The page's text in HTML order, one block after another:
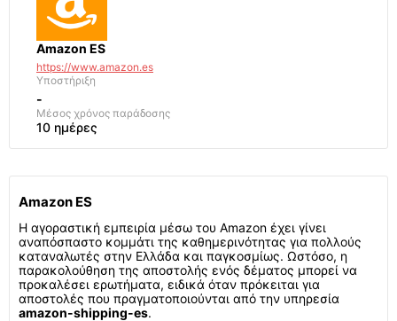
Amazon ES
https://www.amazon.es
Υποστήριξη
-
Μέσος χρόνος παράδοσης
10 ημέρες
Amazon ES
Η αγοραστική εμπειρία μέσω του Amazon έχει γίνει
αναπόσπαστο κομμάτι της καθημερινότητας για πολλούς
καταναλωτές στην Ελλάδα και παγκοσμίως. Ωστόσο, η
παρακολούθηση της αποστολής ενός δέματος μπορεί να
προκαλέσει ερωτήματα, ειδικά όταν πρόκειται για
αποστολές που πραγματοποιούνται από την υπηρεσία
amazon-shipping-es.